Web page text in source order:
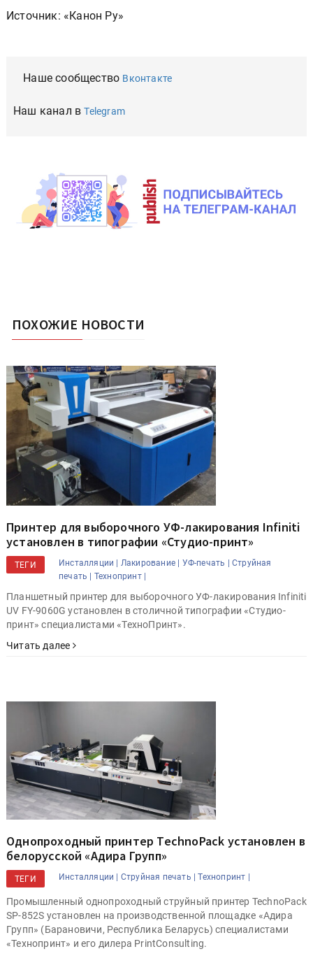
Источник: «Канон Ру»
Наше сообщество Вконтакте
Наш канал вTelegram
ПОХОЖИЕ НОВОСТИ
Принтер для выборочного УФ-лакирования Infiniti
установлен в типографии «Студио-принт»
ТЕГИ Инсталляции | Лакирование | УФ-печать | Струйная
печать | Технопринт |
Планшетный принтер для выборочного УФ-лакирования Infiniti
UV FY-9060G установлен в столичной типографии «Студио-
принт» специалистами «ТехноПринт».
Читать далее
Однопроходный принтер TechnoPack установлен в
белорусской «Адира Групп»
ТЕГИ Инсталляции | Струйная печать | Технопринт |
Промышленный однопроходный струйный принтер TechnoPack
SP-852S установлен на производственной площадке «Адира
Групп» (Барановичи, Республика Беларусь) специалистами
«Технопринт» и его дилера PrintConsulting.